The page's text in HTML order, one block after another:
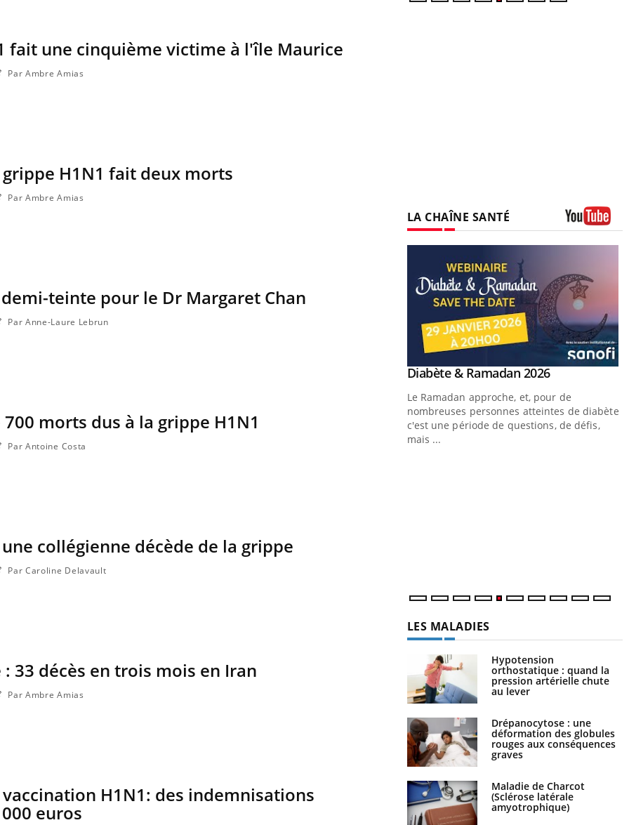
fait une cinquième victime à l'île Maurice
Par Ambre Amias
H1N1 fait deux morts
Par Ambre Amias
teinte pour le Dr Margaret Chan
Par Anne-Laure Lebrun
morts dus à la grippe H1N1
Par Antoine Costa
collégienne décède de la grippe
Par Caroline Delavault
33 décès en trois mois en Iran
Par Ambre Amias
H1N1: des indemnisations
euros
LA CHAÎNE SANTÉ
de vie ! Vacances, plage, piscine,
Youtube
Diabète & Ramadan 2026Youtube
Le Ramadan approche, et, pour de
nombreuses personnes atteintes de diabète,
c'est une période de questions, de défis,
mais ...
LES MALADIES
Hypotension
orthostatique : quand la
pression artérielle chute
au lever
Drépanocytose : une
déformation des globules
rouges aux conséquences
graves
Maladie de Charcot
(Sclérose latérale
amyotrophique)